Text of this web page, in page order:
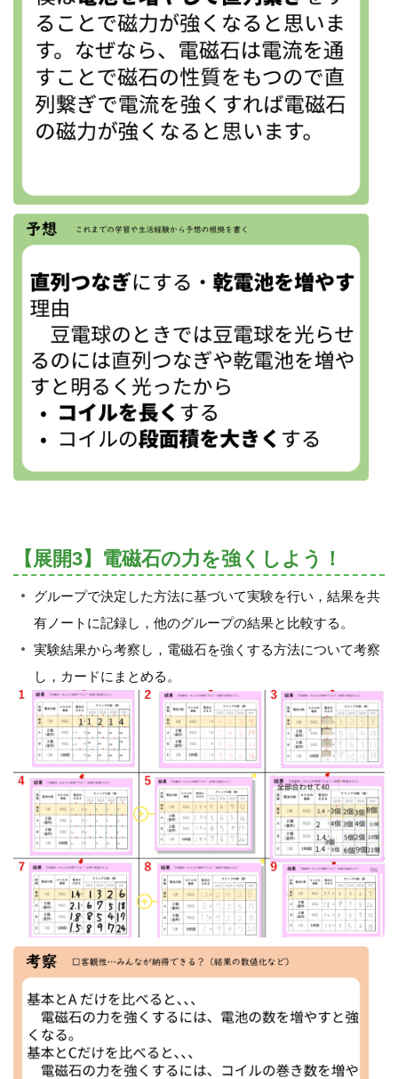
【展開3】電磁石の力を強くしよう！
グループで決定した方法に基づいて実験を行い，結果を共
有ノートに記録し，他のグループの結果と比較する。
実験結果から考察し，電磁石を強くする方法について考察
し，カードにまとめる。